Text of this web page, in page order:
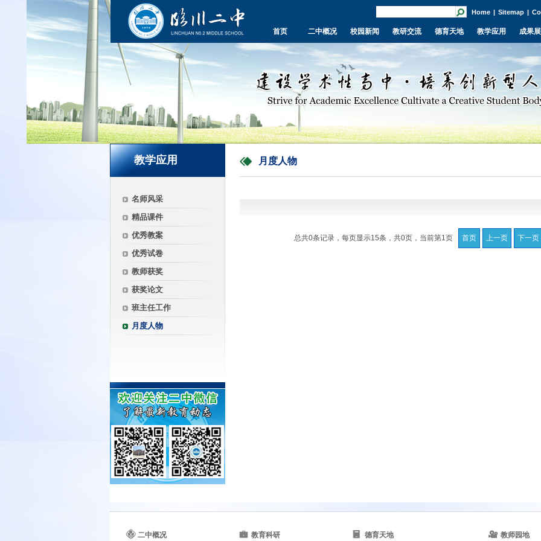
Home | Sitemap |
首页 二中概况 校园新闻 教研交流 德育天地 教学应用 成果
教学应用
名师风采
精品课件
优秀教案
优秀试卷
教师获奖
获奖论文
班主任工作
月度人物
月度人物
总共0条记录，每页显示15条，共0页，当前第1页 首页 上一页 下一页
二中概况 教育科研 德育天地 教师园地